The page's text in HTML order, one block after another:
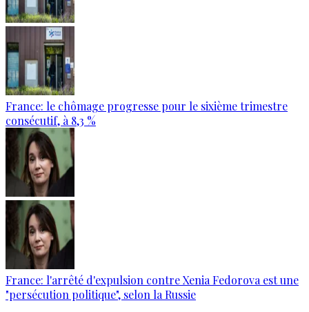
France: le chômage progresse pour le sixième trimestre
consécutif, à 8,3 %
France: l'arrêté d'expulsion contre Xenia Fedorova est une
"persécution politique", selon la Russie